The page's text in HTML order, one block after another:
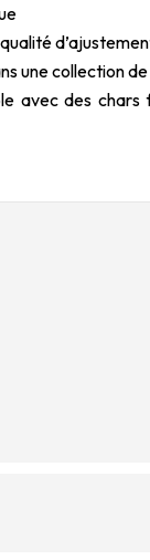
une collection
avec des